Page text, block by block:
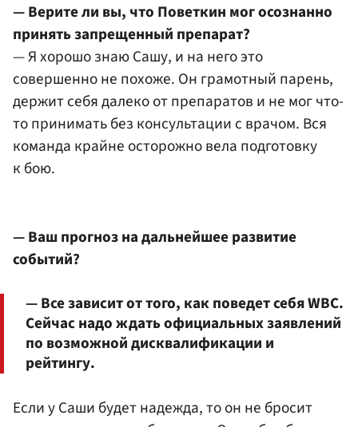
— Верите ли вы, что Поветкин мог осознанно
принять запрещенный препарат?
— Я хорошо знаю Сашу, и на него это
совершенно не похоже. Он грамотный парень,
держит себя далеко от препаратов и не мог что-
то принимать без консультации с врачом. Вся
команда крайне осторожно вела подготовку
к бою.
— Ваш прогноз на дальнейшее развитие
событий?
— Все зависит от того, как поведет себя WBC.
Сейчас надо ждать официальных заявлений
по возможной дисквалификации и
рейтингу.
Если у Саши будет надежда, то он не бросит